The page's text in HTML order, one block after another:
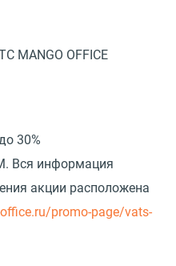
MANGO OFFICE
Вся информация
акции расположена
promo-page/vats-